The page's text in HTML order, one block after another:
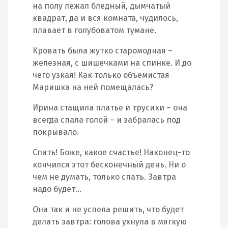
на полу лежал бледный, дымчатый
квадрат, да и вся комната, чудилось,
плавает в голубоватом тумане.
Кровать была жутко старомодная –
железная, с шишечками на спинке. И до
чего узкая! Как только объемистая
Маришка на ней помещалась?
Ирина стащила платье и трусики – она
всегда спала голой – и забралась под
покрывало.
Спать! Боже, какое счастье! Наконец-то
кончился этот бесконечный день. Ни о
чем не думать, только спать. Завтра
надо будет…
Она так и не успела решить, что будет
делать завтра: голова ухнула в мягкую